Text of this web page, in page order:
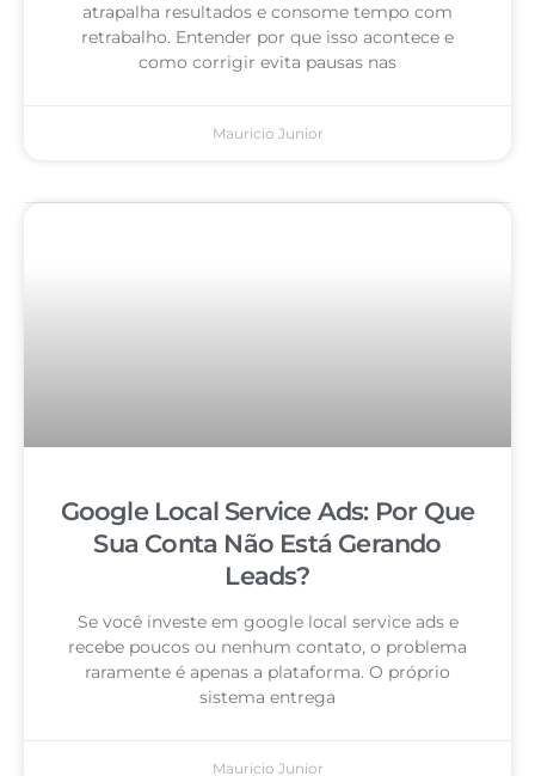
atrapalha resultados e consome tempo com
retrabalho. Entender por que isso acontece e
como corrigir evita pausas nas
Mauricio Junior
Google Local Service Ads: Por Que
Sua Conta Não Está Gerando
Leads?
Se você investe em google local service ads e
recebe poucos ou nenhum contato, o problema
raramente é apenas a plataforma. O próprio
sistema entrega
Mauricio Junior